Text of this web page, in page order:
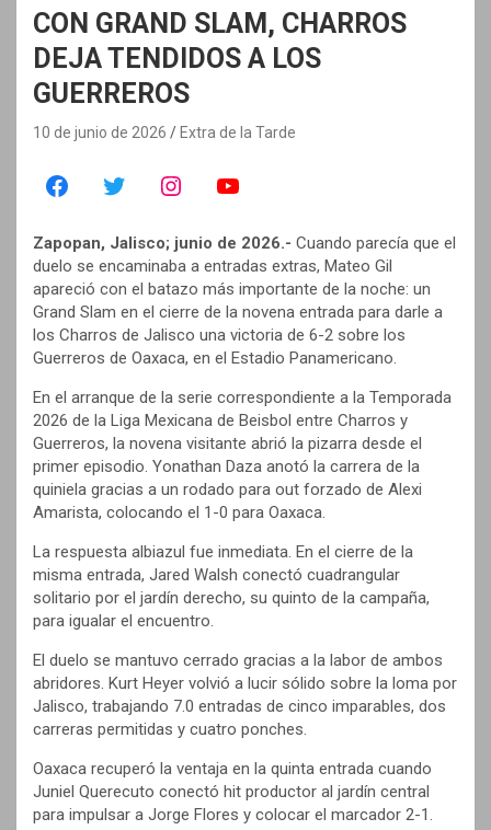
CON GRAND SLAM, CHARROS
DEJA TENDIDOS A LOS
GUERREROS
10 de junio de 2026 Extra de la Tarde
Zapopan, Jalisco; junio de 2026.- Cuando parecía que el
duelo se encaminaba a entradas extras, Mateo Gil
apareció con el batazo más importante de la noche: un
Grand Slam en el cierre de la novena entrada para darle a
los Charros de Jalisco una victoria de 6-2 sobre los
Guerreros de Oaxaca, en el Estadio Panamericano.
En el arranque de la serie correspondiente a la Temporada
2026 de la Liga Mexicana de Beisbol entre Charros y
Guerreros, la novena visitante abrió la pizarra desde el
primer episodio. Yonathan Daza anotó la carrera de la
quiniela gracias a un rodado para out forzado de Alexi
Amarista, colocando el 1-0 para Oaxaca.
La respuesta albiazul fue inmediata. En el cierre de la
misma entrada, Jared Walsh conectó cuadrangular
solitario por el jardín derecho, su quinto de la campaña,
para igualar el encuentro.
El duelo se mantuvo cerrado gracias a la labor de ambos
abridores. Kurt Heyer volvió a lucir sólido sobre la loma por
Jalisco, trabajando 7.0 entradas de cinco imparables, dos
carreras permitidas y cuatro ponches.
Oaxaca recuperó la ventaja en la quinta entrada cuando
Juniel Querecuto conectó hit productor al jardín central
para impulsar a Jorge Flores y colocar el marcador 2-1.